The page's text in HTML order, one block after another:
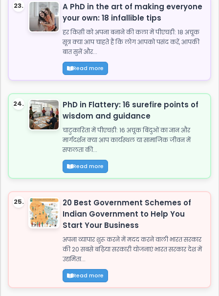
23.
A PhD in the art of making everyone
your own: 18 infallible tips
हर किसी को अपना बनाने की कला में पीएचडी: 18 अचूक
सूत्र क्या आप चाहते हैं कि लोग आपको पसंद करें, आपकी
बात सुनें और...
Read more
24.
PhD in Flattery: 16 surefire points of
wisdom and guidance
चाटुकारिता में पीएचडी: 16 अचूक बिंदुओं का ज्ञान और
मार्गदर्शन क्या आप कार्यस्थल या सामाजिक जीवन में
सफलता की...
Read more
25.
20 Best Government Schemes of
Indian Government to Help You
Start Your Business
अपना व्यापार शुरू करने में मदद करने वाली भारत सरकार
की 20 सबसे बढ़िया सरकारी योजनाएं भारत सरकार देश में
उद्यमिता...
Read more